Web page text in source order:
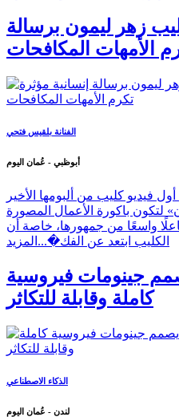
زهر ليمون برسالة
الأمهات المكافحات
الفنانة بلقيس فتحي
أبوظبي - عُمان اليوم
فيديو كليب من ألبومها الأخير
لتكون باكورة الأعمال المصورة
واسعًا من جمهورها، خاصة أن
الكليب ابتعد عن الفك�... المزيد
جينومات فيروسية
كاملة وقابلة للتكاثر
الذكاء الاصطناعي
لندن - عُمان اليوم